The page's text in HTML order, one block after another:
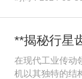
在现代工业传动
机以其独特的结